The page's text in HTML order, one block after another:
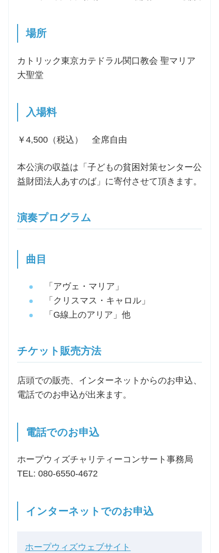
場所
カトリック東京カテドラル関口教会 聖マリア
大聖堂
入場料
￥4,500（税込） 全席自由
本公演の収益は「子どもの貧困対策センター公
益財団法人あすのば」に寄付させて頂きます。
演奏プログラム
曲目
「アヴェ・マリア」
「クリスマス・キャロル」
「G線上のアリア」他
チケット販売方法
店頭での販売、インターネットからのお申込、
電話でのお申込が出来ます。
電話でのお申込
ホープウィズチャリティーコンサート事務局
TEL: 080-6550-4672
インターネットでのお申込
ホープウィズウェブサイト